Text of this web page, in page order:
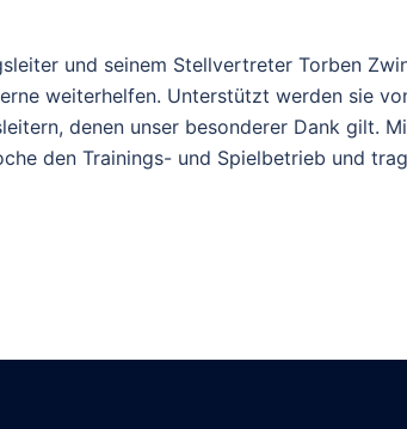
und seinem Stellvertreter Torben
weiterhelfen. Unterstützt werden sie
denen unser besonderer Dank gilt.
den Trainings- und Spielbetrieb und